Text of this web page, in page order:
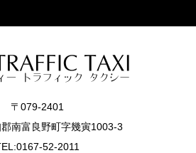
〒079-2401
南富良野町字幾寅1003-3
52-2011